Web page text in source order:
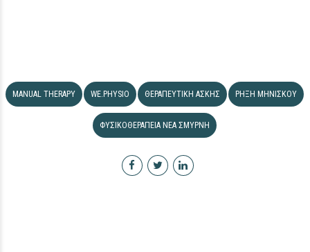
MANUAL THERAPY WE.PHYSIO ΘΕΡΑΠΕΥΤΙΚΉ ΆΣΚΗΣ ΡΉΞΗ ΜΗΝΊΣΚΟΥ
ΦΥΣΙΚΟΘΕΡΑΠΕΊΑ ΝΈΑ ΣΜΎΡΝΗ